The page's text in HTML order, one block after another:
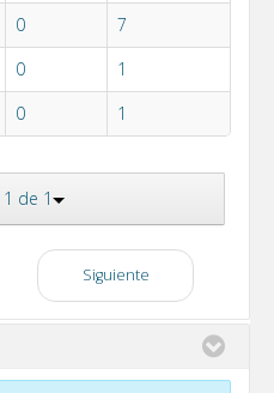
0
7
0
1
0 1
de 1
Siguiente